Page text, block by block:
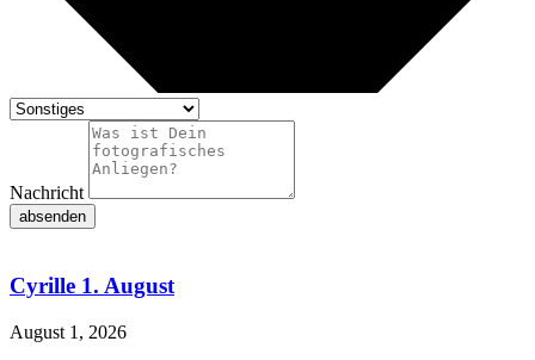
Nachricht
absenden
Cyrille 1. August
August 1, 2026